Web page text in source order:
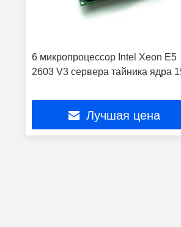
6 микропроцессор Intel Xeon E5
2603 V3 сервера тайника ядра
Лучшая цена